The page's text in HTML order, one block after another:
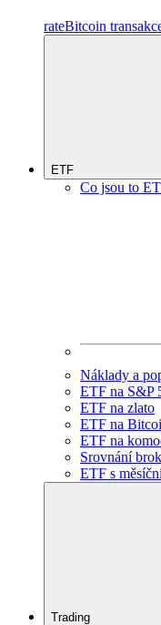
rateBitcoin
ETF
Co jsou to
Náklady a
ETF na S&P
ETF na zlato
ETF na
ETF na
Srovnání
ETF s
Trading